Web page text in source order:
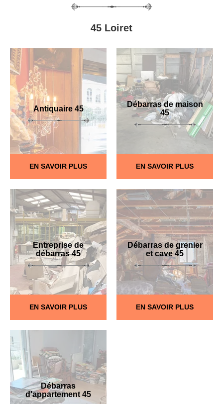
45 Loiret
Antiquaire 45
EN SAVOIR PLUS
Débarras de maison
45
EN SAVOIR PLUS
Entreprise de
débarras 45
EN SAVOIR PLUS
Débarras de grenier
et cave 45
EN SAVOIR PLUS
Débarras
d'appartement 45